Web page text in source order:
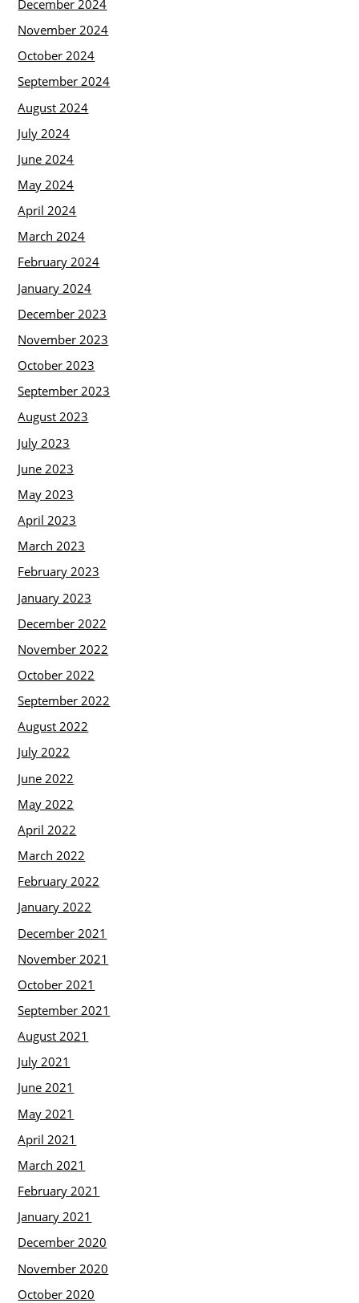
December 2024
November 2024
October 2024
September 2024
August 2024
July 2024
June 2024
May 2024
April 2024
March 2024
February 2024
January 2024
December 2023
November 2023
October 2023
September 2023
August 2023
July 2023
June 2023
May 2023
April 2023
March 2023
February 2023
January 2023
December 2022
November 2022
October 2022
September 2022
August 2022
July 2022
June 2022
May 2022
April 2022
March 2022
February 2022
January 2022
December 2021
November 2021
October 2021
September 2021
August 2021
July 2021
June 2021
May 2021
April 2021
March 2021
February 2021
January 2021
December 2020
November 2020
October 2020